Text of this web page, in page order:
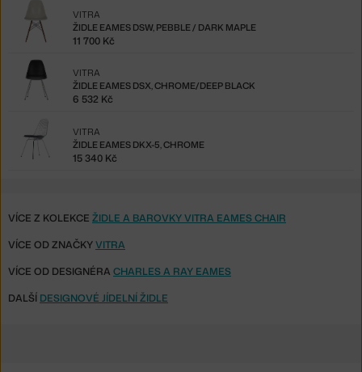
ŽIDLE EAMES DSW, PEBBLE / DARK MAPLE
VITRA
11 700 Kč
ŽIDLE EAMES DSX, CHROME/DEEP BLACK
VITRA
6 532 Kč
ŽIDLE EAMES DKX-5, CHROME
VITRA
15 340 Kč
VÍCE Z KOLEKCE ŽIDLE A BAROVKY VITRA EAMES CHAIR
VÍCE OD ZNAČKYVITRA
VÍCE OD DESIGNÉRA CHARLES A RAY EAMES
DALŠÍ DESIGNOVÉ JÍDELNÍ ŽIDLE